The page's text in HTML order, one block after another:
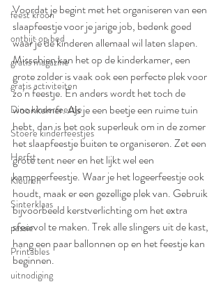
feest kroon
ontbijt op bed
gratis magazine
gratis activiteiten
Dino kinderfeestje
Stoere kinderfeestjes
Herfst
Kleuren
Sinterklaas
passie
Printables
uitnodiging
Voordat je begint met het organiseren van een
slaapfeestje voor je jarige job, bedenk goed
waar je de kinderen allemaal wil laten slapen.
Misschien kan het op de kinderkamer, een
grote zolder is vaak ook een perfecte plek voor
zo’n feestje. En anders wordt het toch de
woonkamer. Als je een beetje een ruime tuin
hebt, dan is het ook superleuk om in de zomer
het slaapfeestje buiten te organiseren. Zet een
grote tent neer en het lijkt wel een
kampeerfeestje. Waar je het logeerfeestje ook
houdt, maak er een gezellige plek van. Gebruik
bijvoorbeeld kerstverlichting om het extra
sfeervol te maken. Trek alle slingers uit de kast,
hang een paar ballonnen op en het feestje kan
beginnen.